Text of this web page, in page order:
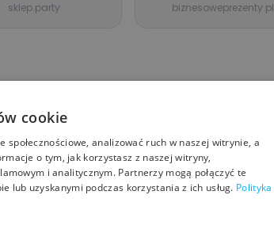
sklep.party biznesoweprezenty.pl
cookie
analizować ruch w naszej witrynie, a
o tym, jak korzystasz z naszej witryny,
i analitycznym. Partnerzy mogą połączyć te
lub uzyskanymi podczas korzystania z ich usług. Polityka